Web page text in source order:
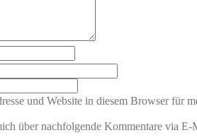
und Website in diesem Browser für
über nachfolgende Kommentare via E-